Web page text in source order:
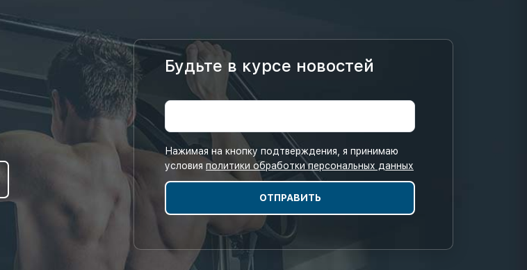
Будьте в курсе новостей
Нажимая на кнопку подтверждения, я принимаю
условия политики обработки персональных данных